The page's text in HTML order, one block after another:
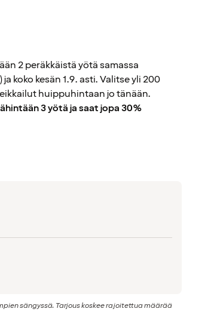
2 peräkkäistä yötä samassa
koko kesän 1.9. asti. Valitse yli 200
huippuhintaan jo tänään.
3 yötä ja saat jopa 30%
sängyssä. Tarjous koskee rajoitettua määrää